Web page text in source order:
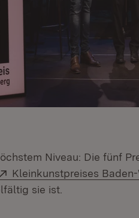
Niveau: Die fünf
Extern:
Kleinkunstpreises
sie ist.